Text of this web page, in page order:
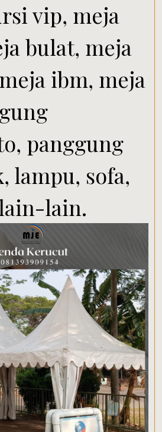
vip, meja
bulat, meja
ibm, meja
panggung
lampu, sofa,
lain.